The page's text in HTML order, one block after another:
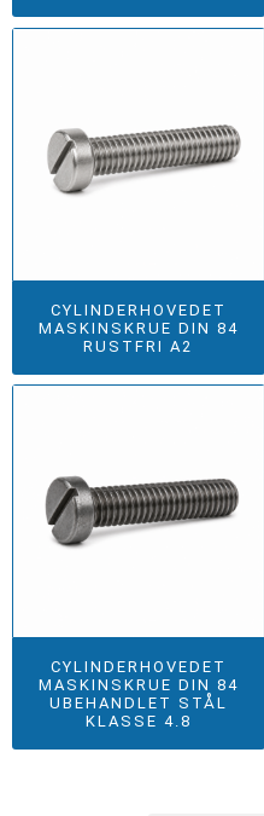
CYLINDERHOVEDET
MASKINSKRUE DIN 84
RUSTFRI A2
CYLINDERHOVEDET
MASKINSKRUE DIN 84
UBEHANDLET STÅL
KLASSE 4.8